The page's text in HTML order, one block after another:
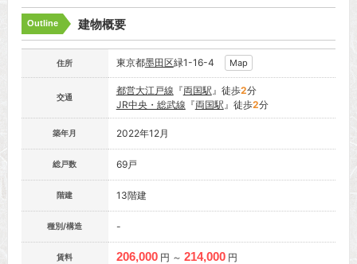
Outline 建物概要
住所 東京都墨田区緑1-16-4 Map
交通
都営大江戸線 『両国駅』徒歩2分
JR中央・総武線 『両国駅』徒歩2分
築年月 2022年12月
総戸数 69戸
階建 13階建
種別/構造 -
賃料 206,000 円 ～ 214,000 円